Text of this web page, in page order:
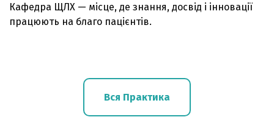
Кафедра ЩЛХ — місце, де знання, досвід і інновації
працюють на благо пацієнтів.
Вся Практика